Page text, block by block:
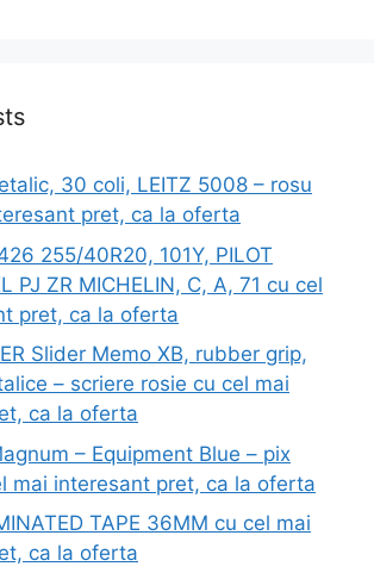
30 coli, LEITZ 5008 – rosu
pret, ca la oferta
255/40R20, 101Y, PILOT
PJ ZR MICHELIN, C, A, 71 cu cel
pret, ca la oferta
Slider Memo XB, rubber grip,
– scriere rosie cu cel mai
ca la oferta
– Equipment Blue – pix
mai interesant pret, ca la oferta
TAPE 36MM cu cel mai
ca la oferta